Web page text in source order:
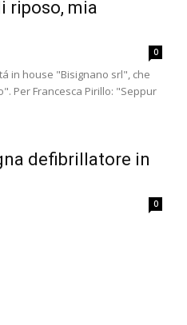
riposo, mia
0
in house "Bisignano srl", che
Per Francesca Pirillo: "Seppur
defibrillatore in
0